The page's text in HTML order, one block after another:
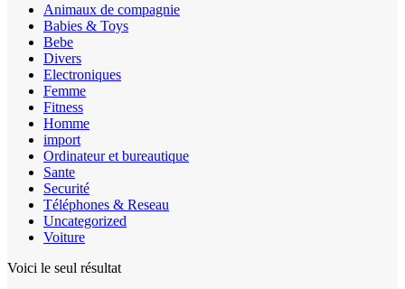
Animaux de compagnie
Babies & Toys
Bebe
Divers
Electroniques
Femme
Fitness
Homme
import
Ordinateur et bureautique
Sante
Securité
Téléphones & Reseau
Uncategorized
Voiture
Voici le seul résultat